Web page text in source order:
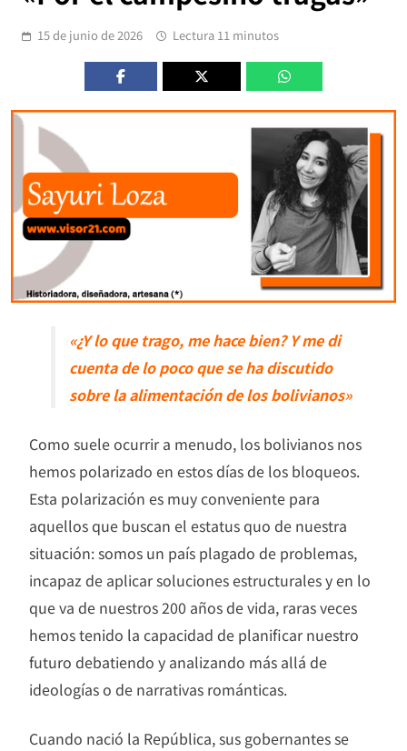
15 de junio de 2026 Lectura 11 minutos
«¿Y lo que trago, me hace bien? Y me di
cuenta de lo poco que se ha discutido
sobre la alimentación de los bolivianos»
Como suele ocurrir a menudo, los bolivianos nos
hemos polarizado en estos días de los bloqueos.
Esta polarización es muy conveniente para
aquellos que buscan el estatus quo de nuestra
situación: somos un país plagado de problemas,
incapaz de aplicar soluciones estructurales y en lo
que va de nuestros 200 años de vida, raras veces
hemos tenido la capacidad de planificar nuestro
futuro debatiendo y analizando más allá de
ideologías o de narrativas románticas.
​Cuando nació la República, sus gobernantes se